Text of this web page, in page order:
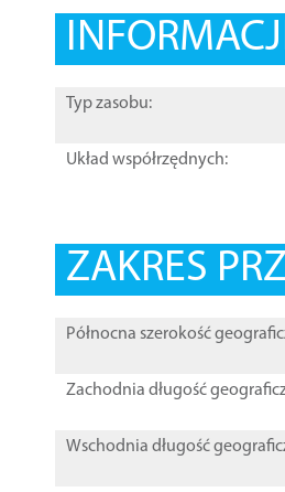
Typ zasobu:
Układ współrzędnych:
ZAKRES
Północna szerokość
Zachodnia długość
Wschodnia długość